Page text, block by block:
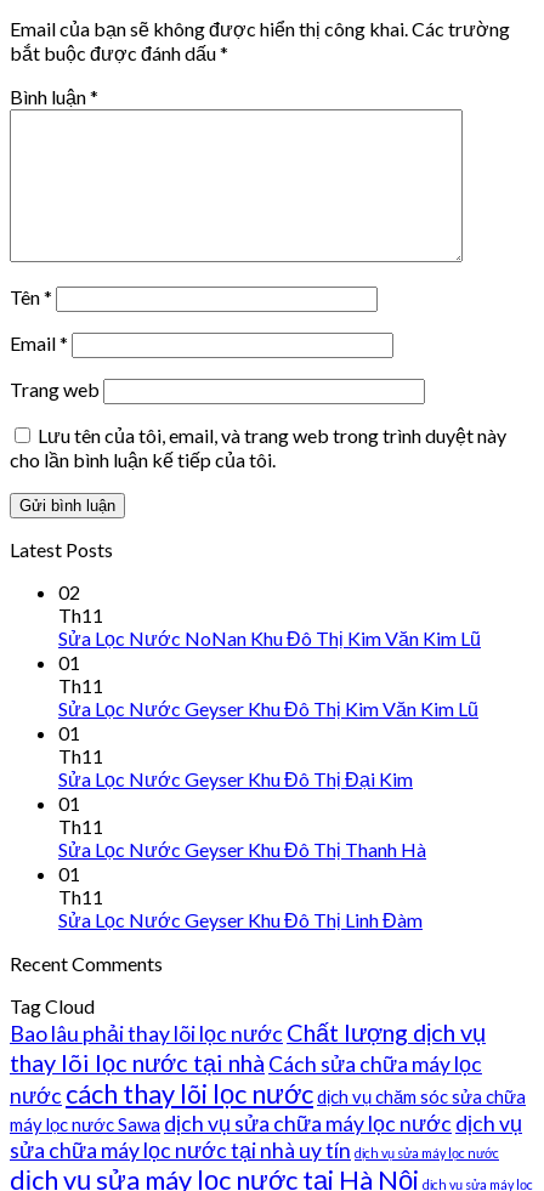
Email của bạn sẽ không được hiển thị công khai. Các trường
bắt buộc được đánh dấu*
Bình luận*
Tên*
Email*
Trang web
Lưu tên của tôi, email, và trang web trong trình duyệt này
cho lần bình luận kế tiếp của tôi.
Latest Posts
02
Th11
Sửa Lọc Nước NoNan Khu Đô Thị Kim Văn Kim Lũ
01
Th11
Sửa Lọc Nước Geyser Khu Đô Thị Kim Văn Kim Lũ
01
Th11
Sửa Lọc Nước Geyser Khu Đô Thị Đại Kim
01
Th11
Sửa Lọc Nước Geyser Khu Đô Thị Thanh Hà
01
Th11
Sửa Lọc Nước Geyser Khu Đô Thị Linh Đàm
Recent Comments
Tag Cloud
Bao lâu phải thay lõi lọc nước Chất lượng dịch vụ
thay lõi lọc nước tại nhà Cách sửa chữa máy lọc
nước cách thay lõi lọc nướcdịch vụ chăm sóc sửa chữa
máy lọc nước Sawa dịch vụ sửa chữa máy lọc nước dịch vụ
sửa chữa máy lọc nước tại nhà uy tín dịch vụ sửa máy lọc nước
dịch vụ sửa máy lọc nước tại Hà Nội dịch vụ sửa máy lọc